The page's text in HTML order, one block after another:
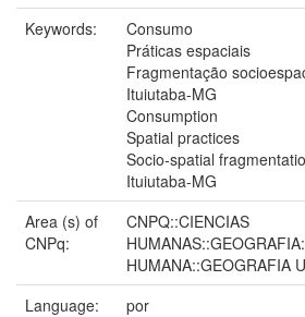
Keywords:
Consumo
Práticas espaciais
Fragmentação
Ituiutaba-MG
Consumption
Spatial practices
Socio-spatial
Ituiutaba-MG
Area (s) of
CNPq:
CNPQ::CIENCIAS
HUMANA::GEOGRAFIA
Language:
por